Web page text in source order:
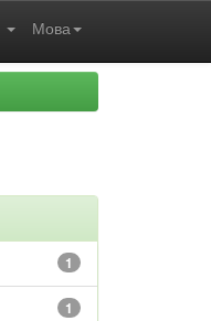
Мова
1
1